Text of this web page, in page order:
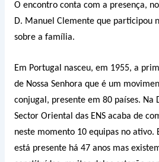
O encontro conta com a presença,
D. Manuel Clemente que participou
sobre a família.
Em Portugal nasceu, em 1955, a
de Nossa Senhora que é um
conjugal, presente em 80 países. Na
Sector Oriental das ENS acaba de
neste momento 10 equipas no ativo.
está presente há 47 anos mas